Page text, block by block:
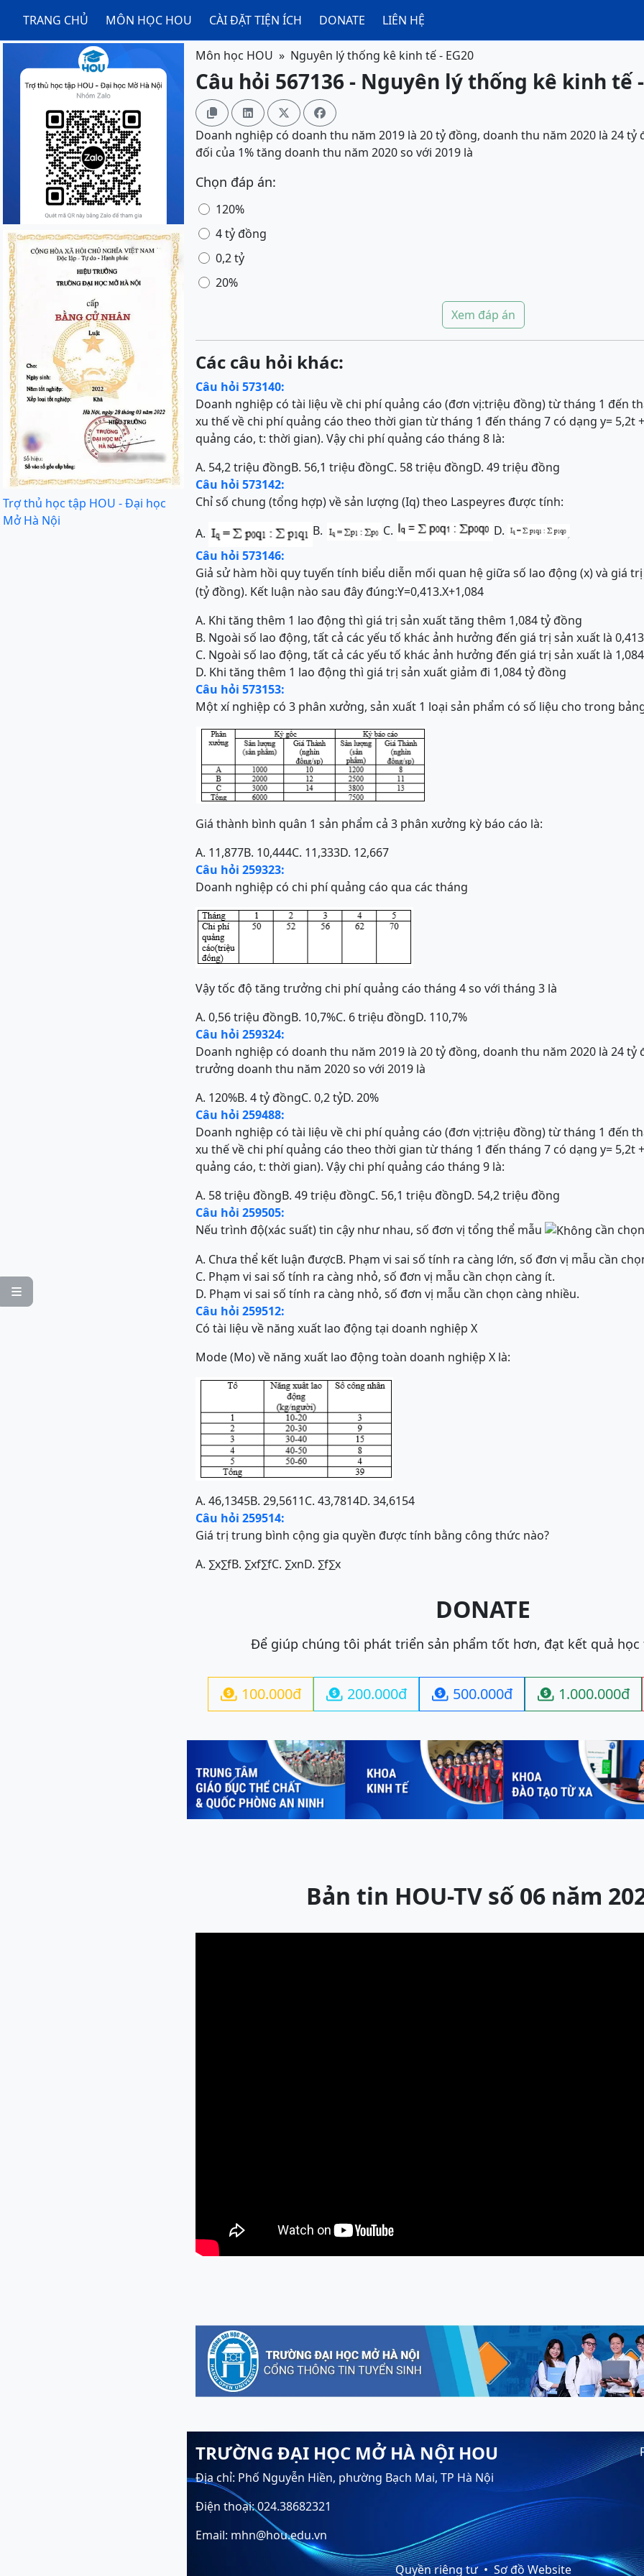
TRANG CHỦ MÔN HỌC HOU CÀI ĐẶT TIỆN ÍCH DONATE LIÊN HỆ

Trợ thủ học tập HOU - Đại học
Mở Hà Nội
Môn học HOU Nguyên lý thống kê kinh tế - EG20
Câu hỏi 567136 - Nguyên lý thống kê kinh tế -
   
Doanh nghiệp có doanh thu năm 2019 là 20 tỷ đồng, doanh thu năm 2020 là 24 tỷ
đối của 1% tăng doanh thu năm 2020 so với 2019 là
Chọn đáp án:
120%
4 tỷ đồng
0,2 tỷ
20%
Xem đáp án
Các câu hỏi khác:
Câu hỏi 573140:
Doanh nghiệp có tài liệu về chi phí quảng cáo (đơn vị:triệu đồng) từ tháng 1 đến
xu thế về chi phí quảng cáo theo thời gian từ tháng 1 đến tháng 7 có dạng y= 5,2t
quảng cáo, t: thời gian). Vậy chi phí quảng cáo tháng 8 là:
A. 54,2 triệu đồngB. 56,1 triệu đồngC. 58 triệu đồngD. 49 triệu đồng
Câu hỏi 573142:
Chỉ số chung (tổng hợp) về sản lượng (Iq) theo Laspeyres được tính:
A.
B. C.
D.
Câu hỏi 573146:
Giả sử hàm hồi quy tuyến tính biểu diễn mối quan hệ giữa số lao động (x) và giá
(tỷ đồng). Kết luận nào sau đây đúng:Y=0,413.X+1,084
A. Khi tăng thêm 1 lao động thì giá trị sản xuất tăng thêm 1,084 tỷ đồng
B. Ngoài số lao động, tất cả các yếu tố khác ảnh hưởng đến giá trị sản xuất là
C. Ngoài số lao động, tất cả các yếu tố khác ảnh hưởng đến giá trị sản xuất là
D. Khi tăng thêm 1 lao động thì giá trị sản xuất giảm đi 1,084 tỷ đồng
Câu hỏi 573153:
Một xí nghiệp có 3 phân xưởng, sản xuất 1 loại sản phẩm có số liệu cho trong
Giá thành bình quân 1 sản phẩm cả 3 phân xưởng kỳ báo cáo là:
A. 11,877B. 10,444C. 11,333D. 12,667
Câu hỏi 259323:
Doanh nghiệp có chi phí quảng cáo qua các tháng
Vậy tốc độ tăng trưởng chi phí quảng cáo tháng 4 so với tháng 3 là
A. 0,56 triệu đồngB. 10,7%C. 6 triệu đồngD. 110,7%
Câu hỏi 259324:
Doanh nghiệp có doanh thu năm 2019 là 20 tỷ đồng, doanh thu năm 2020 là 24 tỷ
trưởng doanh thu năm 2020 so với 2019 là
A. 120%B. 4 tỷ đồngC. 0,2 tỷD. 20%
Câu hỏi 259488:
Doanh nghiệp có tài liệu về chi phí quảng cáo (đơn vị:triệu đồng) từ tháng 1 đến
xu thế về chi phí quảng cáo theo thời gian từ tháng 1 đến tháng 7 có dạng y= 5,2t
quảng cáo, t: thời gian). Vậy chi phí quảng cáo tháng 9 là:
A. 58 triệu đồngB. 49 triệu đồngC. 56,1 triệu đồngD. 54,2 triệu đồng
Câu hỏi 259505:
Nếu trình độ(xác suất) tin cậy như nhau, số đơn vị tổng thể mẫu
cần
A. Chưa thể kết luận đượcB. Phạm vi sai số tính ra càng lớn, số đơn vị mẫu cần
C. Phạm vi sai số tính ra càng nhỏ, số đơn vị mẫu cần chọn càng ít.
D. Phạm vi sai số tính ra càng nhỏ, số đơn vị mẫu cần chọn càng nhiều.
Câu hỏi 259512:
Có tài liệu về năng xuất lao động tại doanh nghiệp X
Mode (Mo) về năng xuất lao động toàn doanh nghiệp X là:
A. 46,1345B. 29,5611C. 43,7814D. 34,6154
Câu hỏi 259514:
Giá trị trung bình cộng gia quyền được tính bằng công thức nào?
A. ∑x∑fB. ∑xf∑fC. ∑xnD. ∑f∑x
DONATE
Để giúp chúng tôi phát triển sản phẩm tốt hơn, đạt kết quả học
 100.000đ  200.000đ  500.000đ  1.000.000đ
Previous
Bản tin HOU-TV số 06 năm
TRƯỜNG ĐẠI HỌC MỞ HÀ NỘI HOU
Địa chỉ: Phố Nguyễn Hiền, phường Bạch Mai, TP Hà Nội
Điện thoại: 024.38682321
Email: mhn@hou.edu.vn
Quyền riêng tư Sơ đồ Website